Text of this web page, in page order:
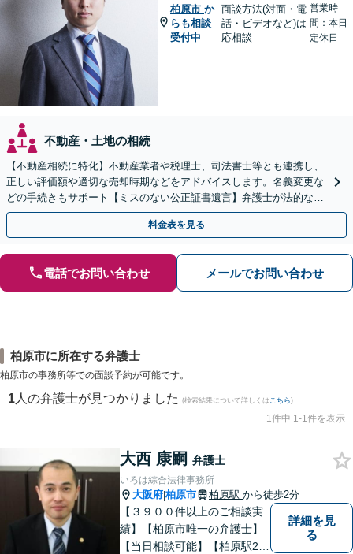
柏原市 か
らも相談
受付中
面談方法(対面・電
話・ビデオなど)は
応相談
営業時
間：本日
定休日
不動産・土地の相続
【不動産相続に特化】不動産業者や税理士、司法書士等とも連携し、
正しい評価額や適切な売却時期などをアドバイスします。名義変更な
どの手続きもサポート【ミスのない公正証書遺言】弁護士が法的な観
点から遺言書を作成します。
料金表を見る
電話でお問い合わせ メールでお問い合わせ
柏原市に所在する弁護士
柏原市の事務所等での面談予約が可能です。
1 人の弁護士が見つかりました (検索結果について詳しくは こちら)
1件中 1-1件を表示
大西 康嗣 弁護士
いろは綜合法律事務所
大阪府|柏原市 柏原駅 から徒歩2分
【３９００件以上のご相談実
績】【柏原市唯一の弁護士】
【当日相談可能】【柏原駅2
詳細を見
る